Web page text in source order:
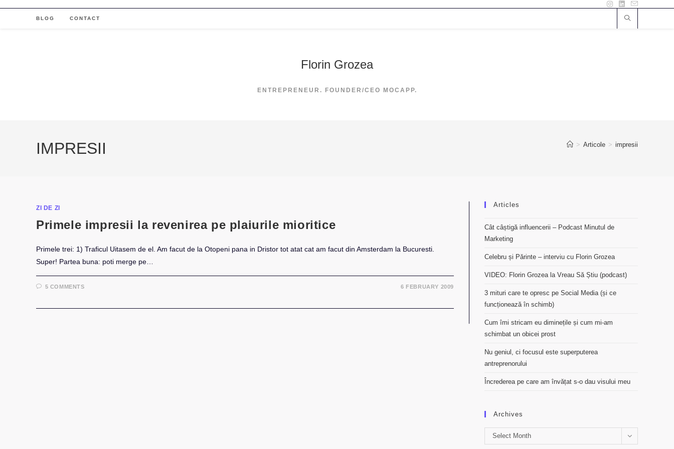
BLOG CONTACT
Florin Grozea
ENTREPRENEUR. FOUNDER/CEO MOCAPP.
IMPRESII > Articole > impresii
ZI DE ZI
Primele impresii la revenirea pe plaiurile mioritice
Primele trei: 1) Traficul Uitasem de el. Am facut de la Otopeni pana in Dristor tot atat cat am facut din Amsterdam la Bucuresti.
Super! Partea buna: poti merge pe…
5 COMMENTS 6 FEBRUARY 2009
Articles
Cât câștigă influencerii – Podcast Minutul de
Marketing
Celebru și Părinte – interviu cu Florin Grozea
VIDEO: Florin Grozea la Vreau Să Știu (podcast)
3 mituri care te opresc pe Social Media (și ce
funcționează în schimb)
Cum îmi stricam eu diminețile și cum mi-am
schimbat un obicei prost
Nu geniul, ci focusul este superputerea
antreprenorului
Încrederea pe care am învățat s-o dau visului meu
Archives
Archives
Select Month